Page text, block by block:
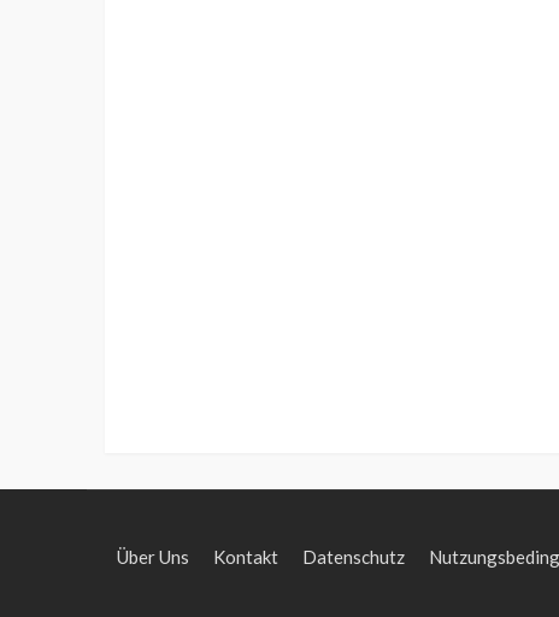
Über Uns Kontakt Datenschutz